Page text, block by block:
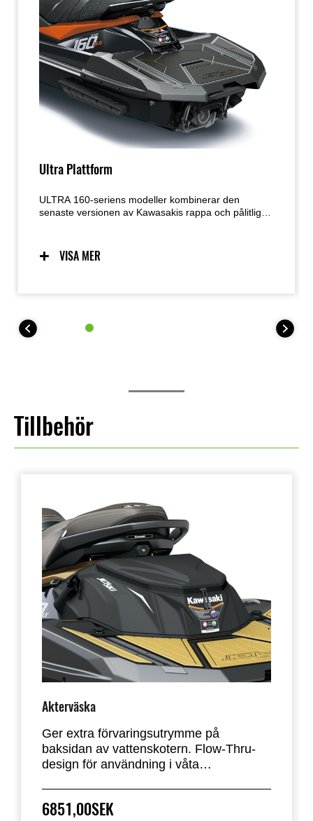
Ultra Plattform
ULTRA 160-seriens modeller kombinerar den
senaste versionen av Kawasakis rappa och pålitliga
förbättrad med avancerade funktioner som Launch
Control Mode och Power Mode-val.
VISA MER
Tillbehör
Akterväska
Ger extra förvaringsutrymme på
baksidan av vattenskotern. Flow-Thru-
design för användning i våta
6851,00SEK